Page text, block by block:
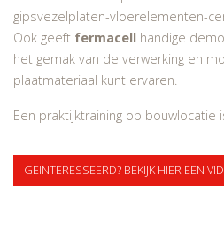
gipsvezelplaten-vloerelementen-
Ook geeft fermacell handige
het gemak van de verwerking en
plaatmateriaal kunt ervaren.
Een praktijktraining op bouwlocatie
GEÏNTERESSEERD? BEKIJK HIER EEN